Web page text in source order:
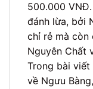
500.000
đánh lừa, bởi
chỉ rẻ mà còn
Nguyên Chất
Trong bài viết
về Ngưu